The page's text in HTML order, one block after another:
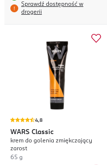
Sprawdź dostępność w
drogerii
4,8
WARS Classic
krem do golenia zmiękczający
zarost
65 g